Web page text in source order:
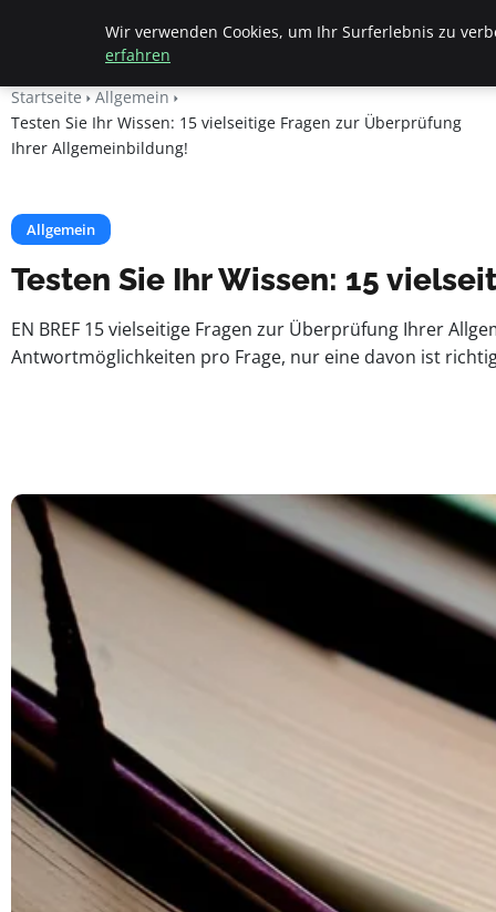
Beyond Surface
Startseite
Allgemein
Testen Sie Ihr Wissen: 15 vielseitige Fragen zur Überprüfung
Ihrer Allgemeinbildung!
Allgemein
Testen Sie Ihr Wissen: 15
EN BREF 15 vielseitige Fragen zur Überprüfung Ihrer
Antwortmöglichkeiten pro Frage, nur eine davon ist
Wir verwenden Cookies, um Ihr Surferlebnis zu
erfahren